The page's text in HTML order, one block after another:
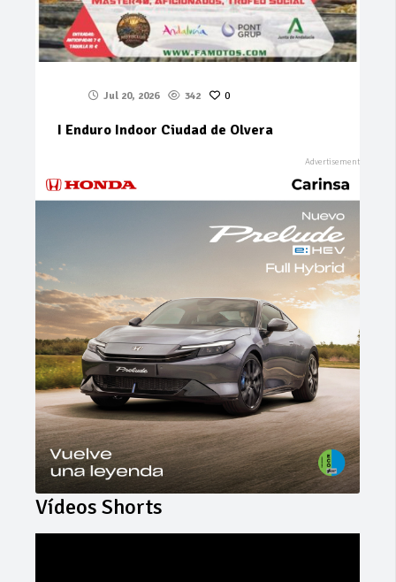
Jul 20, 2026 342 0
I Enduro Indoor Ciudad de Olvera
Vídeos Shorts